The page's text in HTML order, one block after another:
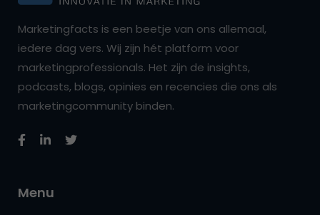
Marketingfacts is een beetje van ons allemaal,
iedere dag vers. Wij zijn hét platform voor
marketingprofessionals. Het zijn de insights,
podcasts, blogs, opinies en recencies die ons als
marketingcommunity binden.
Menu